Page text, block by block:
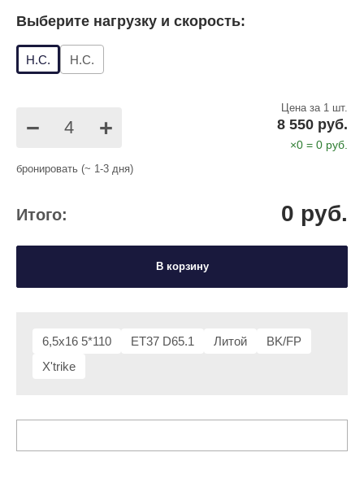
6,5x16 5*110 ET37 D65.1 Литой
BK/FP
X'trike
Выберите нагрузку и скорость:
Н.С. Н.С.
− +
Цена за 1 шт.
8 550 руб.
×0 = 0 руб.
бронировать (~ 1-3 дня)
Итого: 0 руб.
В корзину